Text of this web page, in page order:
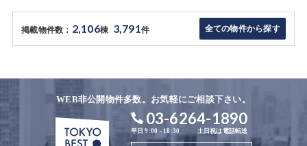
掲載物件数： 2,106棟 3,791件 全ての物件から探す
WEB非公開物件多数。お気軽にご相談下さい。
03-6264-1890
平日 9:00 - 18:30 土日祝は電話転送